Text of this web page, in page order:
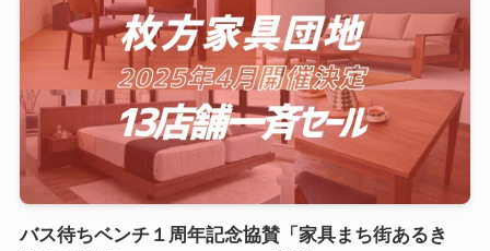
バス待ちベンチ１周年記念協賛「家具まち街あるき